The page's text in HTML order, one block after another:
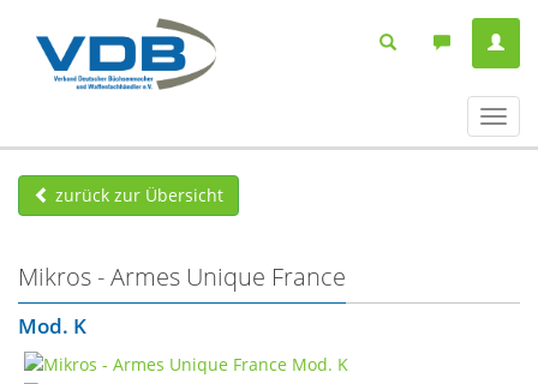
ein-/
zurück zur Übersicht
Mikros - Armes Unique France
Mod. K